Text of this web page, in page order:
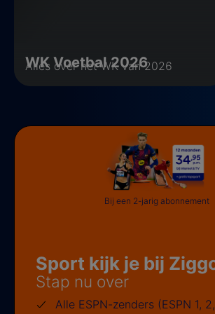
WK Voetbal 2026
Alles over het WK van 2026
Sport kijk je bij
Stap nu over
Alle ESPN-zenders (ESPN 1,
Bij een 2-jarig abonnement